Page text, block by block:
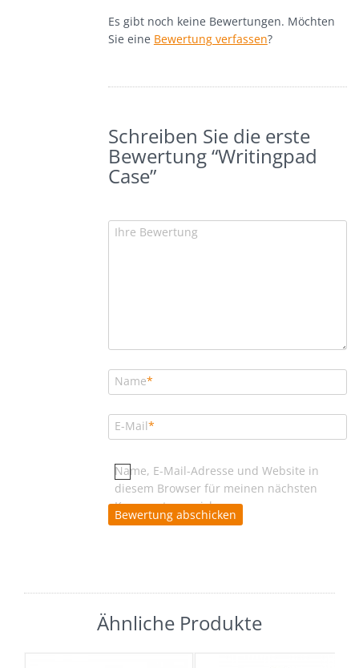
Es gibt noch keine Bewertungen. Möchten
Sie eine Bewertung verfassen?
Schreiben Sie die erste
Bewertung “Writingpad
Case”
Ihre Bewertung
Name*
E-Mail*
Name, E-Mail-Adresse und Website in
diesem Browser für meinen nächsten
Kommentar speichern.
Ähnliche Produkte